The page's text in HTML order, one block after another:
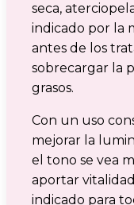
seca,
indicado por la
antes de los
sobrecargar la
grasos.
Con un uso
mejorar la
el tono se vea
aportar
indicado para